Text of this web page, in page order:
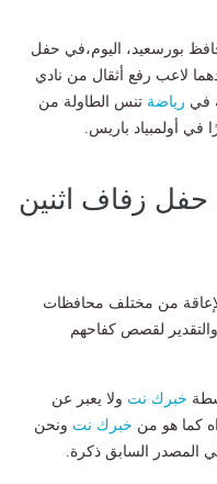
بورسعيد، اليوم،في حفل
لاعب رفع أثقال من نادي
في رياضة تنس الطاولة من
أولمبياد باريس.
زفاف اثنين
من مختلف محافظات
لقصص كفاحهم
خبرك نت ولا يعبر عن
كما هو من خبرك نت ونحن
المصدر السابق ذكرة.